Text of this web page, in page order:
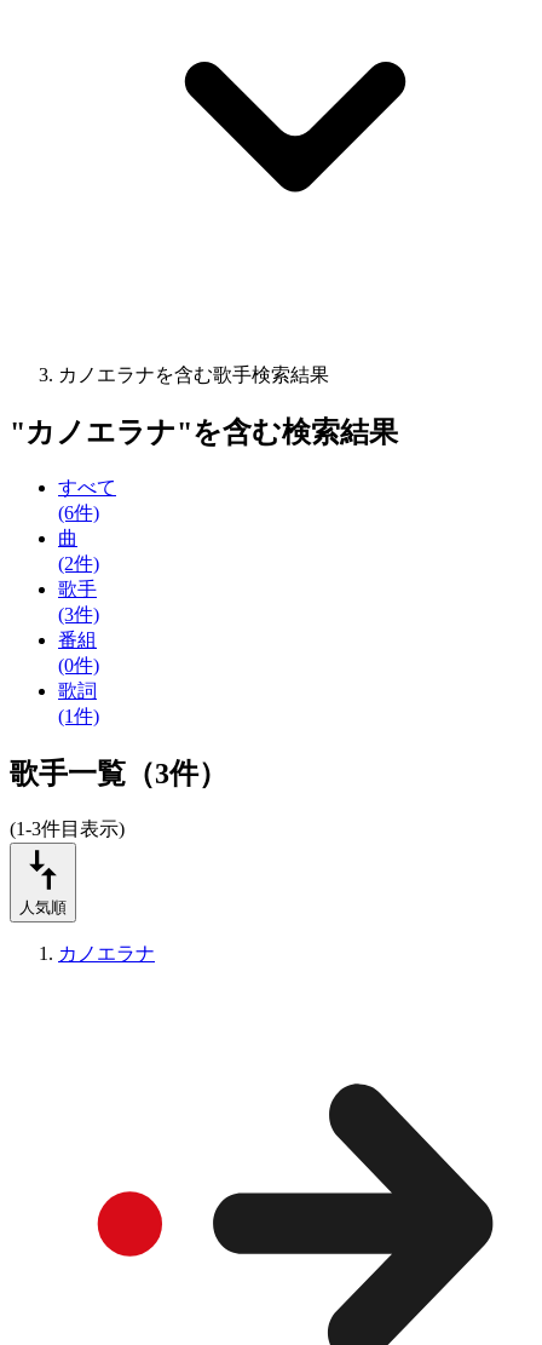
カノエラナを含む歌手検索結果
"カノエラナ"を含む検索結果
すべて
(6件)
曲
(2件)
歌手
(3件)
番組
(0件)
歌詞
(1件)
歌手一覧（3件）
(1-3件目表示)
人気順
カノエラナ